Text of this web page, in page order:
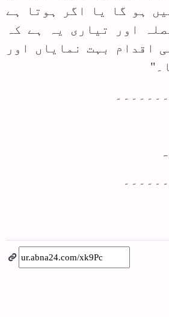
ہو گا یا اگر ہوتا ہے
اور تیاری یہ ہے کہ
اقدام بہت نمایاں اور